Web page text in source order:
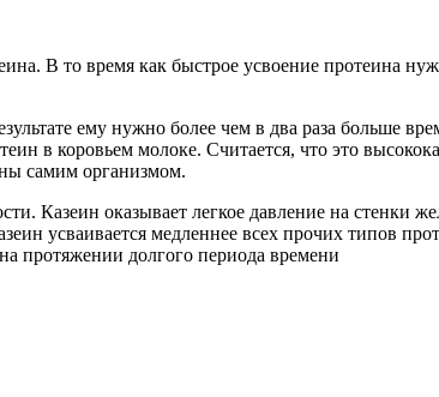
В то время как быстрое усвоение протеина
ему нужно более чем в два раза больше
в коровьем молоке. Считается, что это
самим организмом.
Казеин оказывает легкое давление на стенки
усваивается медленнее всех прочих типов
протяжении долгого периода времени